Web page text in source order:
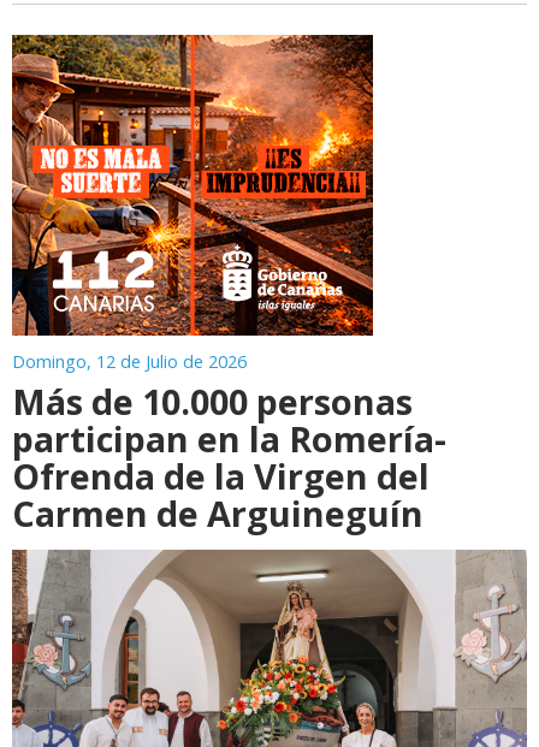
Domingo, 12 de Julio de 2026
Más de 10.000 personas
participan en la Romería-
Ofrenda de la Virgen del
Carmen de Arguineguín